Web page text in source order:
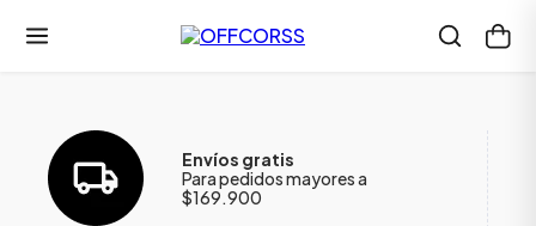
Envíos gratis
Para pedidos mayores a
$169.900